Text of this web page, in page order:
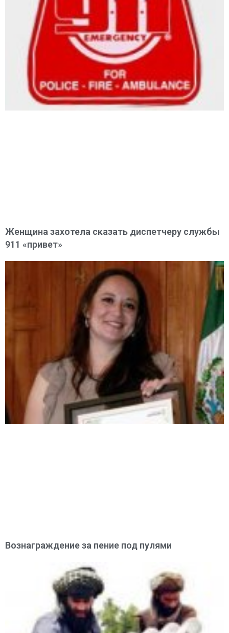
Женщина захотела сказать диспетчеру службы
911 «привет»
Вознаграждение за пение под пулями